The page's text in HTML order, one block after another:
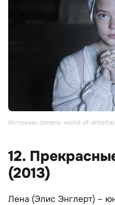
Источник: darrens-world-of-
12.
(2013)
Лена (Элис Энглерт) –